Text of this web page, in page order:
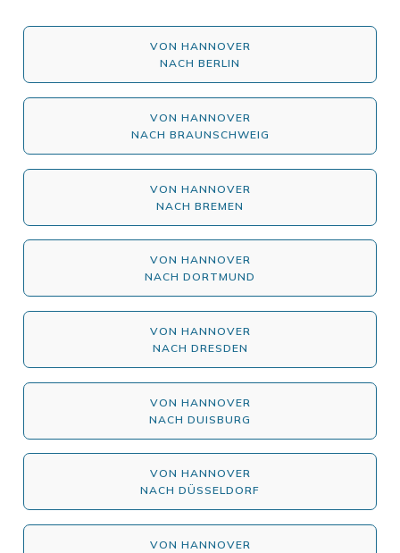
VON HANNOVER
NACH BERLIN
VON HANNOVER
NACH BRAUNSCHWEIG
VON HANNOVER
NACH BREMEN
VON HANNOVER
NACH DORTMUND
VON HANNOVER
NACH DRESDEN
VON HANNOVER
NACH DUISBURG
VON HANNOVER
NACH DÜSSELDORF
VON HANNOVER